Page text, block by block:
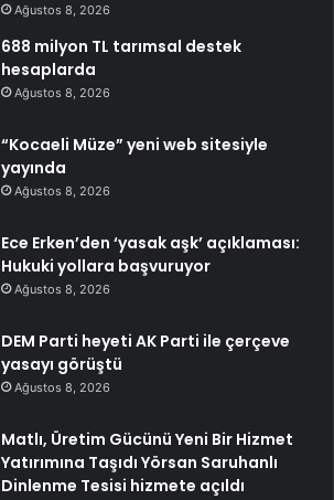
Ağustos 8, 2026
688 milyon TL tarımsal destek
hesaplarda
Ağustos 8, 2026
“Kocaeli Müze” yeni web sitesiyle
yayında
Ağustos 8, 2026
Ece Erken’den ‘yasak aşk’ açıklaması:
Hukuki yollara başvuruyor
Ağustos 8, 2026
DEM Parti heyeti AK Parti ile çerçeve
yasayı görüştü
Ağustos 8, 2026
Matlı, Üretim Gücünü Yeni Bir Hizmet
Yatırımına Taşıdı Yörsan Saruhanlı
Dinlenme Tesisi hizmete açıldı